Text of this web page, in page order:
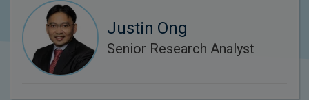
Justin Ong
Senior Research Analyst